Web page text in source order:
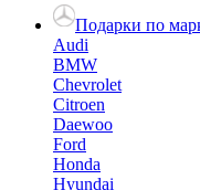
Подарки по
Audi
BMW
Chevrolet
Citroen
Daewoo
Ford
Honda
Hyundai